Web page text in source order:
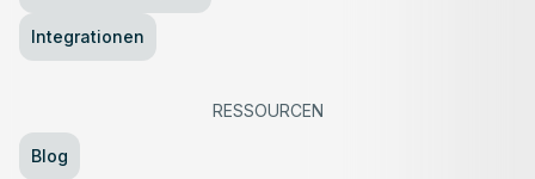
Integrationen
RESSOURCEN
Blog